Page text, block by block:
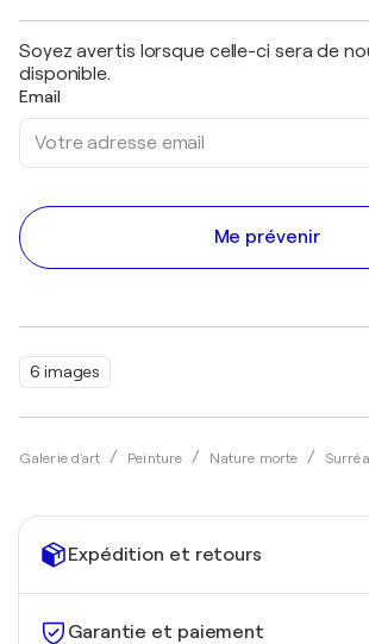
6 images
Galerie d'art Peinture Nature morte
Soyez avertis lorsque celle-ci sera de
disponible.
Email
Me prévenir
Expédition et retours
Garantie et paiement